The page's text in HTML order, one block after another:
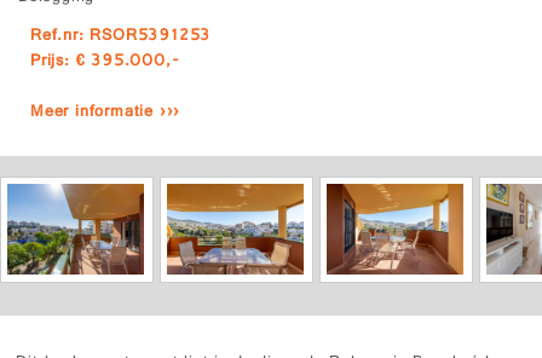
Ref.nr: RSOR5391253
Prijs: € 395.000,-
Meer informatie ›››